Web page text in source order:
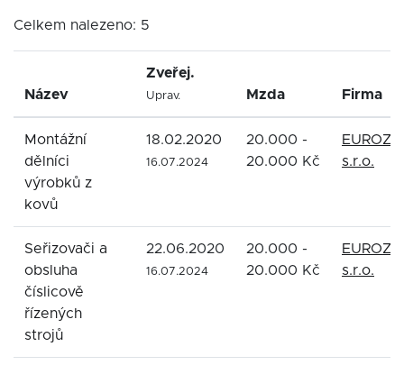
Celkem nalezeno: 5
Název
Zveřej.
Uprav. Mzda Firma
Montážní
dělníci
výrobků z
kovů
18.02.2020
16.07.2024
20.000 -
20.000 Kč
s.r.o.
Seřizovači a
obsluha
číslicově
řízených
strojů
22.06.2020
16.07.2024
20.000 -
20.000 Kč
s.r.o.